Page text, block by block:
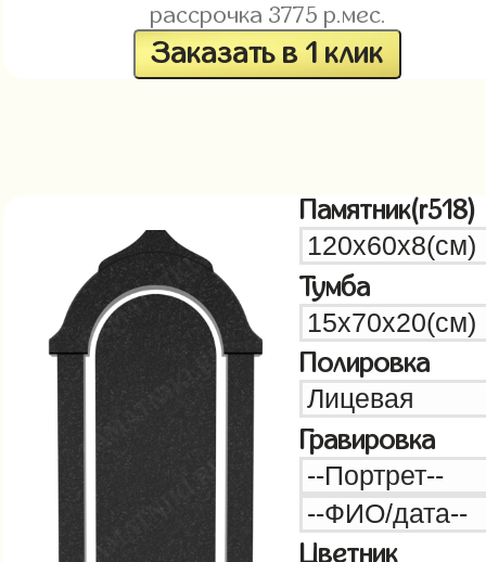
рассрочка 3775 р.мес.
Заказать в 1 клик
Памятник(r518)
Тумба
Полировка
Гравировка
Цветник